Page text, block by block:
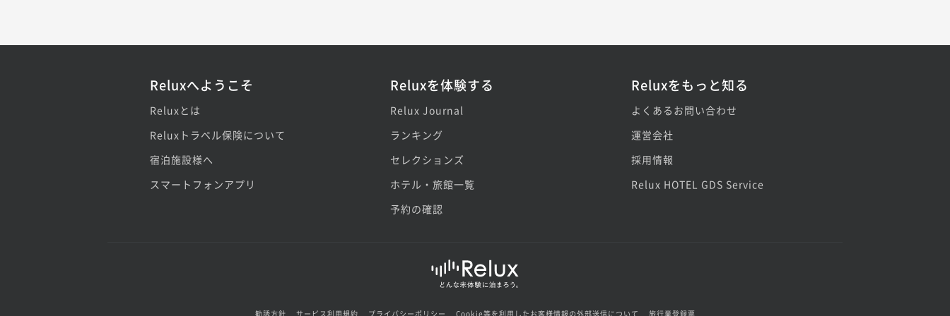
Reluxへようこそ
Reluxとは
Reluxトラベル保険について
宿泊施設様へ
スマートフォンアプリ
Reluxを体験する
Relux Journal
ランキング
セレクションズ
ホテル・旅館一覧
予約の確認
Reluxをもっと知る
よくあるお問い合わせ
運営会社
採用情報
Relux HOTEL GDS Service
勧誘方針 サービス利用規約 プライバシーポリシー Cookie等を利用したお客様情報の外部送信について 旅行業登録票